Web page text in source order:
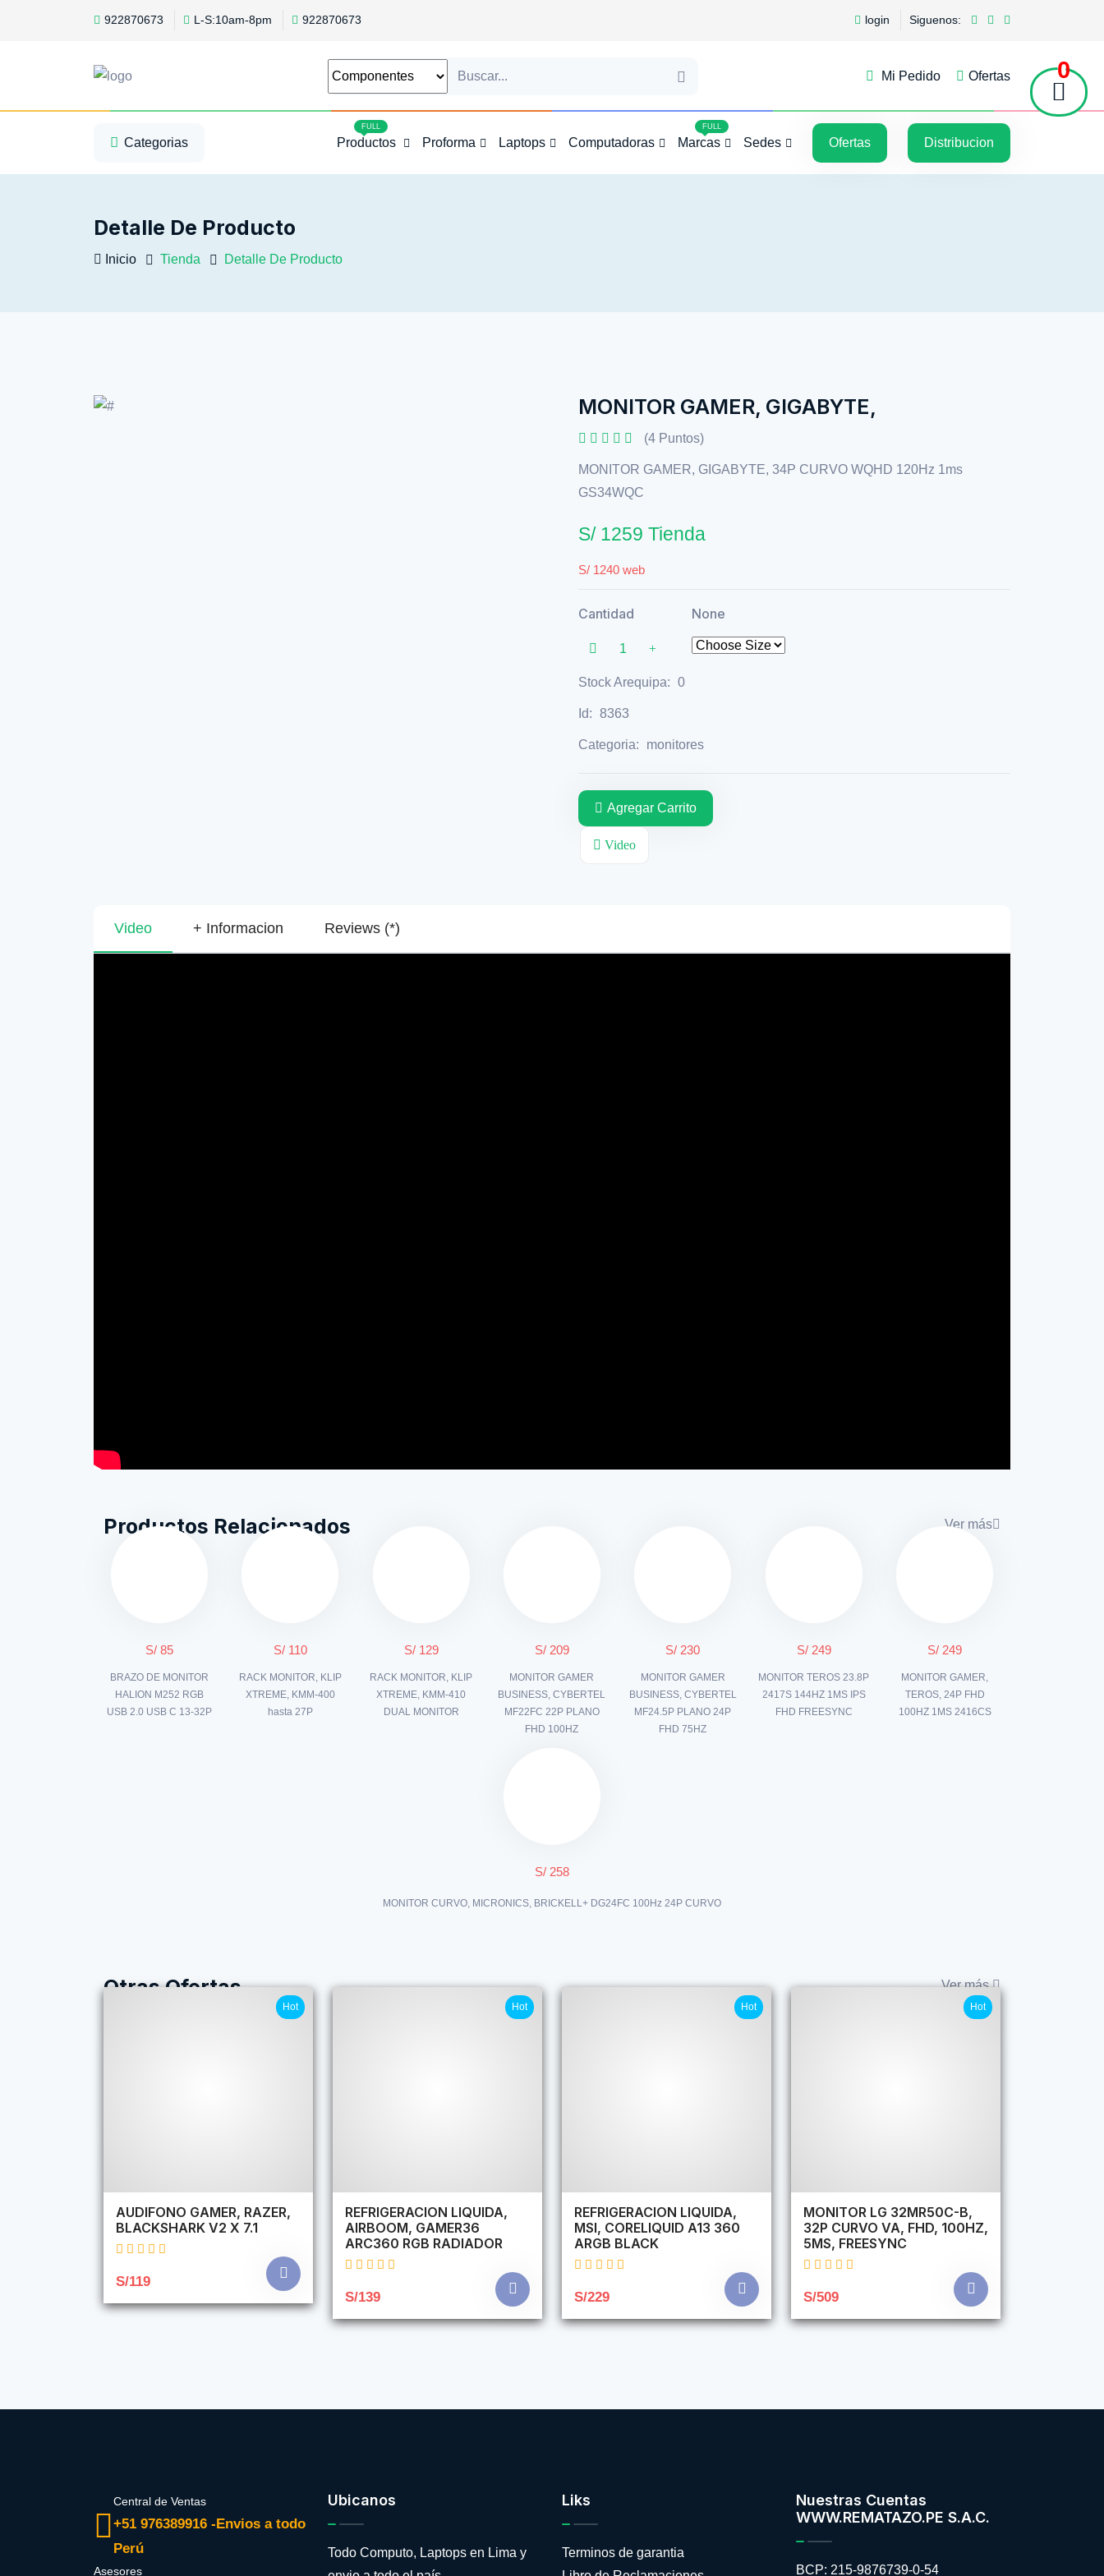
922870673 L-S:10am-8pm 922870673 login Siguenos:
Mi Pedido Ofertas 0
5
Categorias
Productos
FULL
Proforma Laptops Computadoras Marcas
FULL
Sedes Ofertas Distribucion
Detalle De Producto
Inicio Tienda Detalle De Producto
MONITOR GAMER, GIGABYTE,
(4 Puntos)
MONITOR GAMER, GIGABYTE, 34P CURVO WQHD 120Hz 1ms
GS34WQC
S/ 1259 Tienda
S/ 1240 web
Cantidad None
Stock Arequipa: 0
Id: 8363
Categoria: monitores
Agregar Carrito
Video
Video + Informacion Reviews (*)
Productos Relacionados Ver más
S/ 85
BRAZO DE MONITOR
HALION M252 RGB
USB 2.0 USB C 13-32P
S/ 110
RACK MONITOR, KLIP
XTREME, KMM-400
hasta 27P
S/ 129
RACK MONITOR, KLIP
XTREME, KMM-410
DUAL MONITOR
S/ 209
MONITOR GAMER
BUSINESS, CYBERTEL
MF22FC 22P PLANO
FHD 100HZ
S/ 230
MONITOR GAMER
BUSINESS, CYBERTEL
MF24.5P PLANO 24P
FHD 75HZ
S/ 249
MONITOR TEROS 23.8P
2417S 144HZ 1MS IPS
FHD FREESYNC
S/ 249
MONITOR GAMER,
TEROS, 24P FHD
100HZ 1MS 2416CS
S/ 258
MONITOR CURVO, MICRONICS, BRICKELL+ DG24FC 100Hz 24P CURVO
Otras Ofertas Ver más
Hot
AUDIFONO GAMER, RAZER,
BLACKSHARK V2 X 7.1
S/119
Hot
REFRIGERACION LIQUIDA,
AIRBOOM, GAMER36
ARC360 RGB RADIADOR
S/139
Hot
REFRIGERACION LIQUIDA,
MSI, CORELIQUID A13 360
ARGB BLACK
S/229
Hot
MONITOR LG 32MR50C-B,
32P CURVO VA, FHD, 100HZ,
5MS, FREESYNC
S/509
Central de Ventas
+51 976389916 -Envios a todo
Perú
Asesores
Ubicanos
Todo Computo, Laptops en Lima y
Liks
Terminos de garantia
Nuestras Cuentas
WWW.REMATAZO.PE S.A.C.
BCP: 215-9876739-0-54